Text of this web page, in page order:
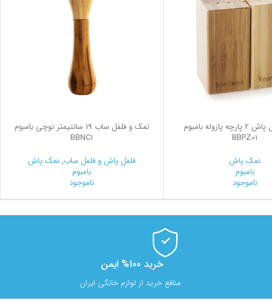
نمک و فلفل پاش 2 پارچه پازوله بامبوم
BBPZ01
نمک پاش
بامبوم
ناموجود
نمک و فلفل ساب 19 سانتیمتر نوچی بامبوم
BBNC1
فلفل پاش و فلفل ساب,نمک پاش
بامبوم
ناموجود
خرید 100% ایمن
منافع خرید از لوازم خانگی ایران